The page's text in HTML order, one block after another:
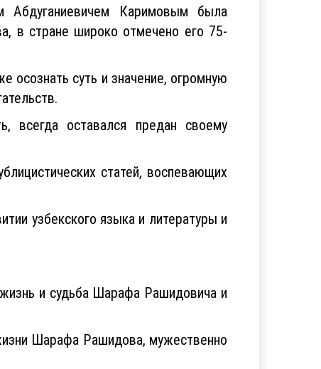
Абдуганиевичем Каримовым была
в стране широко отмечено его 75-
осознать суть и значение, огромную
всегда оставался предан своему
статей, воспевающих
узбекского языка и литературы и
и судьба Шарафа Рашидовича и
Шарафа Рашидова, мужественно